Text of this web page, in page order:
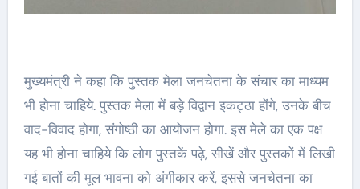
मुख्यमंत्री ने कहा कि पुस्तक मेला जनचेतना के संचार का माध्यम
भी होना चाहिये. पुस्तक मेला में बड़े विद्वान इकट्ठा होंगे, उनके बीच
वाद-विवाद होगा, संगोष्ठी का आयोजन होगा. इस मेले का एक पक्ष
यह भी होना चाहिये कि लोग पुस्तकें पढ़े, सीखें और पुस्तकों में लिखी
गई बातों की मूल भावना को अंगीकार करें, इससे जनचेतना का